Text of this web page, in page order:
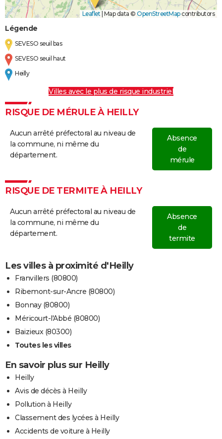
Leaflet Map data © OpenStreetMapcontributors
Légende
SEVESO seuil bas
SEVESO seuil haut
Heilly
Villes avec le plus de risque industriel
RISQUE DE MÉRULE À HEILLY
Aucun arrêté préfectoral au niveau de
la commune, ni même du
département.
Absence
de
mérule
RISQUE DE TERMITE À HEILLY
Aucun arrêté préfectoral au niveau de
la commune, ni même du
département.
Absence
de
termite
Les villes à proximité d'Heilly
Franvillers (80800)
Ribemont-sur-Ancre (80800)
Bonnay (80800)
Méricourt-l'Abbé (80800)
Baizieux (80300)
Toutes les villes
En savoir plus sur Heilly
Heilly
Avis de décès à Heilly
Pollution à Heilly
Classement des lycées à Heilly
Accidents de voiture à Heilly